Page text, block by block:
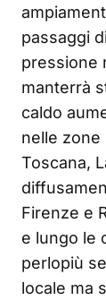
passaggi
pressione
manterrà
caldo
nelle zone
Toscana,
Firenze e
e lungo le
perlopiù
locale ma